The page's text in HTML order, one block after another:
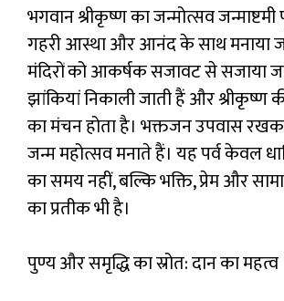
भगवान श्रीकृष्ण का जन्मोत्सव
गहरी आस्था और आनंद के साथ मनाया
मंदिरों को आकर्षक सजावट से सजाया
झांकियां निकाली जाती हैं और श्रीकृष्ण
का मंचन होता है। भक्तजन उपवास
जन्म महोत्सव मनाते हैं। यह पर्व केवल
का समय नहीं, बल्कि भक्ति, प्रेम और
का प्रतीक भी है।
पुण्य और समृद्धि का स्रोत: दान का महत्व